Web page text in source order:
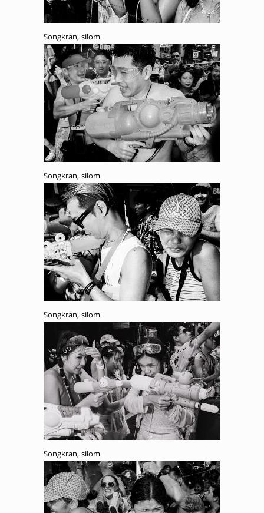
Songkran, silom
Songkran, silom
Songkran, silom
Songkran, silom